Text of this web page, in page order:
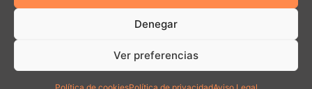
Denegar
Ver preferencias
Enlaces externos
Pueden incluirse enlaces a páginas de terceros, de las
cuales no nos hacemos responsables ni de su